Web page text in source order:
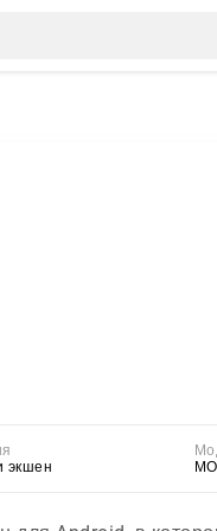
экшен